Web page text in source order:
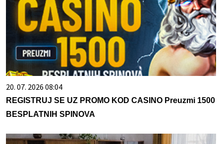
20. 07. 2026 08:04
REGISTRUJ SE UZ PROMO KOD CASINO Preuzmi 1500
BESPLATNIH SPINOVA